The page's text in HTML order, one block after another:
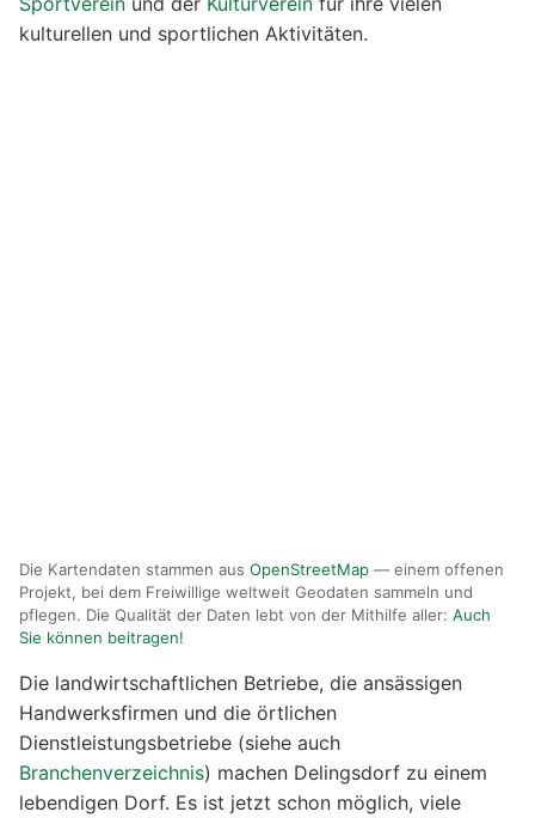
kulturellen und sportlichen Aktivitäten.
Die Kartendaten stammen aus OpenStreetMap — einem offenen
Projekt, bei dem Freiwillige weltweit Geodaten sammeln und
pflegen. Die Qualität der Daten lebt von der Mithilfe aller: Auch
Sie können beitragen!
Die landwirtschaftlichen Betriebe, die ansässigen
Handwerksfirmen und die örtlichen
Dienstleistungsbetriebe (siehe auch
Branchenverzeichnis) machen Delingsdorf zu einem
lebendigen Dorf. Es ist jetzt schon möglich, viele